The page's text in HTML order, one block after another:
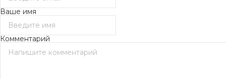
Ваше имя
Комментарий